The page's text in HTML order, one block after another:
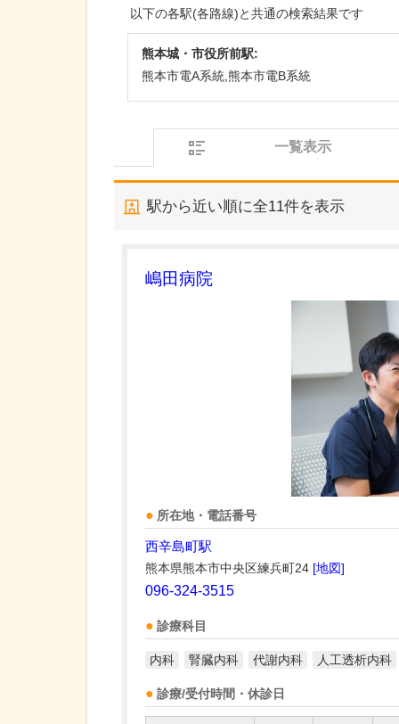
以下の各駅(各路線)と共通の検索結果です
熊本城・市役所前駅:
熊本市電A系統,熊本市電B系統
一覧表示
駅から近い順に全11件を表示
嶋田病院
所在地・電話番号
西辛島町駅
熊本県熊本市中央区練兵町24 [地図]
096-324-3515
診療科目
内科 腎臓内科 代謝内科 人工透析内科
診療/受付時間・休診日